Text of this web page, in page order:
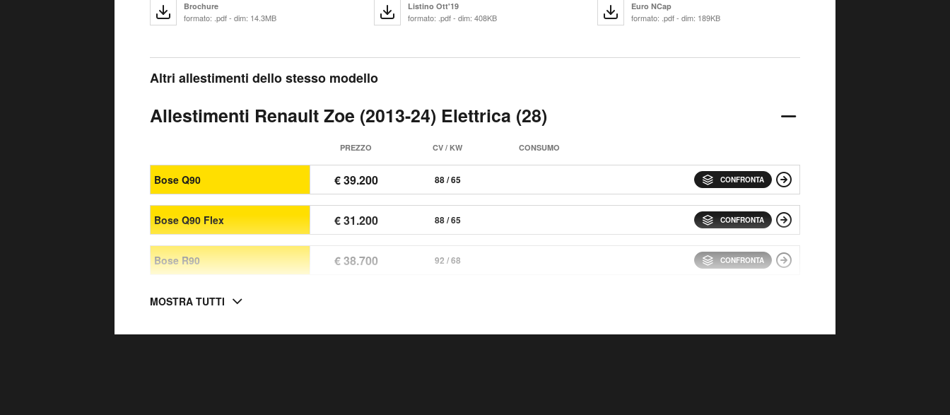
Brochure
formato: .pdf - dim: 14.3MB
Listino Ott'19
formato: .pdf - dim: 408KB
Euro NCap
formato: .pdf - dim: 189KB
Altri allestimenti dello stesso modello
Allestimenti Renault Zoe (2013-24) Elettrica (28)
PREZZO CV / KW CONSUMO
Bose Q90 € 39.200 88 / 65 CONFRONTA
Bose Q90 Flex € 31.200 88 / 65 CONFRONTA
Bose R90 € 38.700 92 / 68 CONFRONTA
MOSTRA TUTTI